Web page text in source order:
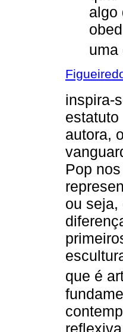
algo
uma
inspira-
autora,
Pop
ou seja,
que é